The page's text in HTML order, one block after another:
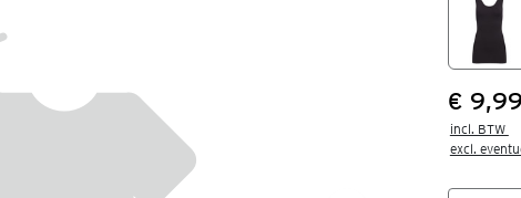
Prijs:
€ 9,99
incl. BTW
excl.